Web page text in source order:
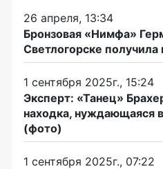
26 апреля, 13:34
Бронзовая «Нимфа»
Светлогорске
1 сентября 2025г., 15:24
Эксперт: «Танец»
находка, нуждающаяся
(фото)
1 сентября 2025г., 07:22